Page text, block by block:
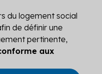
du logement social
de définir une
pertinente,
aux